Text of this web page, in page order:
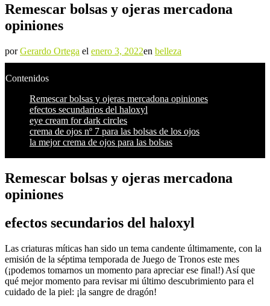
Remescar bolsas y ojeras mercadona
opiniones
porGerardo Ortega el enero 3, 2022en belleza
Contenidos
Remescar bolsas y ojeras mercadona opiniones
efectos secundarios del haloxyl
eye cream for dark circles
crema de ojos nº 7 para las bolsas de los ojos
la mejor crema de ojos para las bolsas
Remescar bolsas y ojeras mercadona
opiniones
efectos secundarios del haloxyl
Las criaturas míticas han sido un tema candente últimamente, con la
emisión de la séptima temporada de Juego de Tronos este mes
(¡podemos tomarnos un momento para apreciar ese final!) Así que
qué mejor momento para revisar mi último descubrimiento para el
cuidado de la piel: ¡la sangre de dragón!